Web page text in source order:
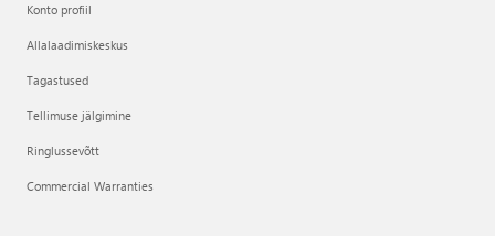
Konto profiil
Allalaadimiskeskus
Tagastused
Tellimuse jälgimine
Ringlussevõtt
Commercial Warranties